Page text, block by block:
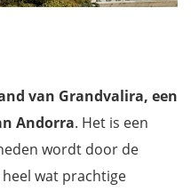
van Grandvalira, een
Andorra. Het is een
wordt door de
wat prachtige